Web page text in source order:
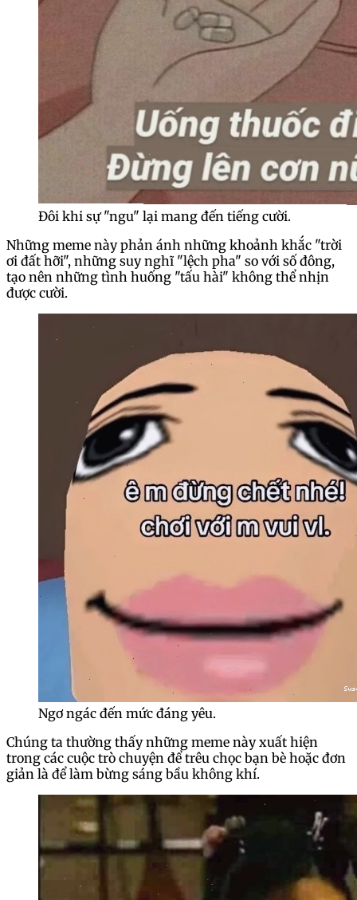
Đôi khi sự "ngu" lại mang đến tiếng cười.
Những meme này phản ánh những khoảnh khắc "trời
ơi đất hỡi", những suy nghĩ "lệch pha" so với số đông,
tạo nên những tình huống "tấu hài" không thể nhịn
được cười.
Ngơ ngác đến mức đáng yêu.
Chúng ta thường thấy những meme này xuất hiện
trong các cuộc trò chuyện để trêu chọc bạn bè hoặc đơn
giản là để làm bừng sáng bầu không khí.